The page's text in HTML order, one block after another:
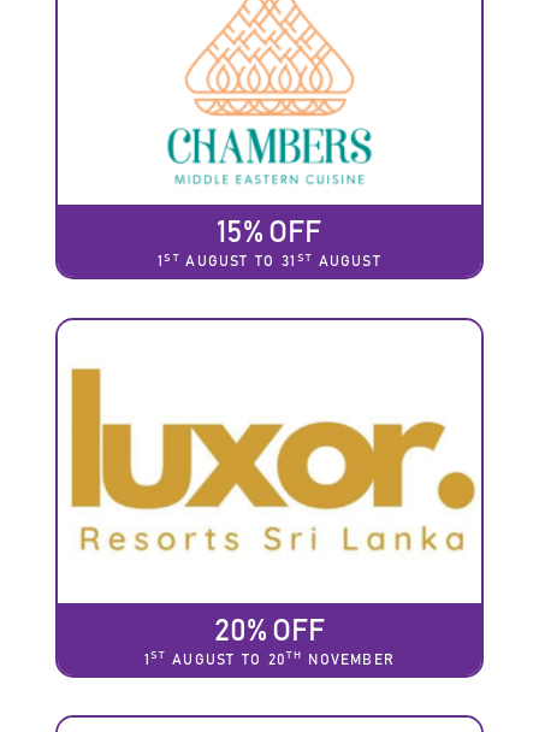
15% OFF
1ST AUGUST TO 31 ST AUGUST
20% OFF
1ST AUGUST TO 20 TH NOVEMBER